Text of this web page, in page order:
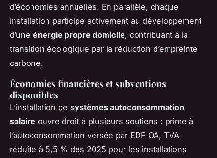
d’économies annuelles. En parallèle, chaque
installation participe activement au développement
d’une énergie propre domicile, contribuant à la
transition écologique par la réduction d’empreinte
carbone.
Économies financières et subventions
disponibles
L’installation de systèmes autoconsommation
solaire ouvre droit à plusieurs soutiens : prime à
l’autoconsommation versée par EDF OA, TVA
réduite à 5,5 % dès 2025 pour les installations